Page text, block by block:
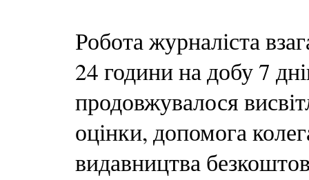
Робота журналіста
24 години на добу 7
продовжувалося
оцінки, допомога
видавництва